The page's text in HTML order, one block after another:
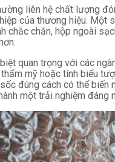
liên hệ chất lượng
của thương hiệu. Một
chắc chắn, hộp ngoài
quan trọng với các
mỹ hoặc tính biểu
đúng cách có thể biến
một trải nghiệm đáng